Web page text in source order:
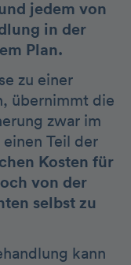
jedem von
in der
Plan.
zu einer
übernimmt die
zwar im
Teil der
Kosten für
von der
selbst zu
kann